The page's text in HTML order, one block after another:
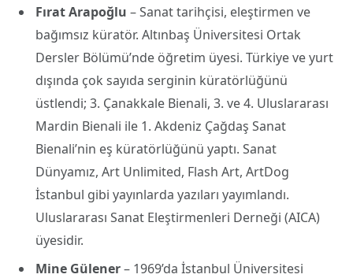
Fırat Arapoğlu – Sanat tarihçisi, eleştirmen ve
bağımsız küratör. Altınbaş Üniversitesi Ortak
Dersler Bölümü’nde öğretim üyesi. Türkiye ve yurt
dışında çok sayıda serginin küratörlüğünü
üstlendi; 3. Çanakkale Bienali, 3. ve 4. Uluslararası
Mardin Bienali ile 1. Akdeniz Çağdaş Sanat
Bienali’nin eş küratörlüğünü yaptı. Sanat
Dünyamız, Art Unlimited, Flash Art, ArtDog
İstanbul gibi yayınlarda yazıları yayımlandı.
Uluslararası Sanat Eleştirmenleri Derneği (AICA)
üyesidir.
Mine Gülener– 1969’da İstanbul Üniversitesi